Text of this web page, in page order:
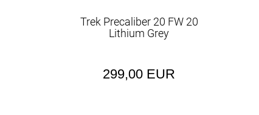
Trek Precaliber 20 FW 20
Lithium Grey
299,00 EUR